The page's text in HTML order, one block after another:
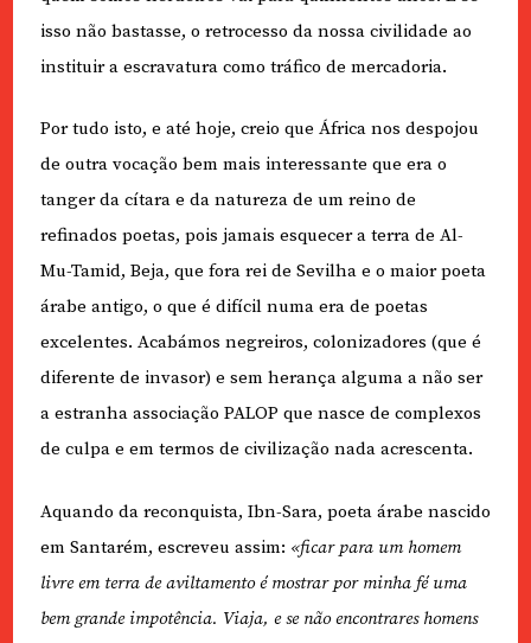
isso não bastasse, o retrocesso da nossa civilidade ao
instituir a escravatura como tráfico de mercadoria.
Por tudo isto, e até hoje, creio que África nos despojou
de outra vocação bem mais interessante que era o
tanger da cítara e da natureza de um reino de
refinados poetas, pois jamais esquecer a terra de Al-
Mu-Tamid, Beja, que fora rei de Sevilha e o maior poeta
árabe antigo, o que é difícil numa era de poetas
excelentes. Acabámos negreiros, colonizadores (que é
diferente de invasor) e sem herança alguma a não ser
a estranha associação PALOP que nasce de complexos
de culpa e em termos de civilização nada acrescenta.
Aquando da reconquista, Ibn-Sara, poeta árabe nascido
em Santarém, escreveu assim: «ficar para um homem
livre em terra de aviltamento é mostrar por minha fé uma
bem grande impotência. Viaja, e se não encontrares homens